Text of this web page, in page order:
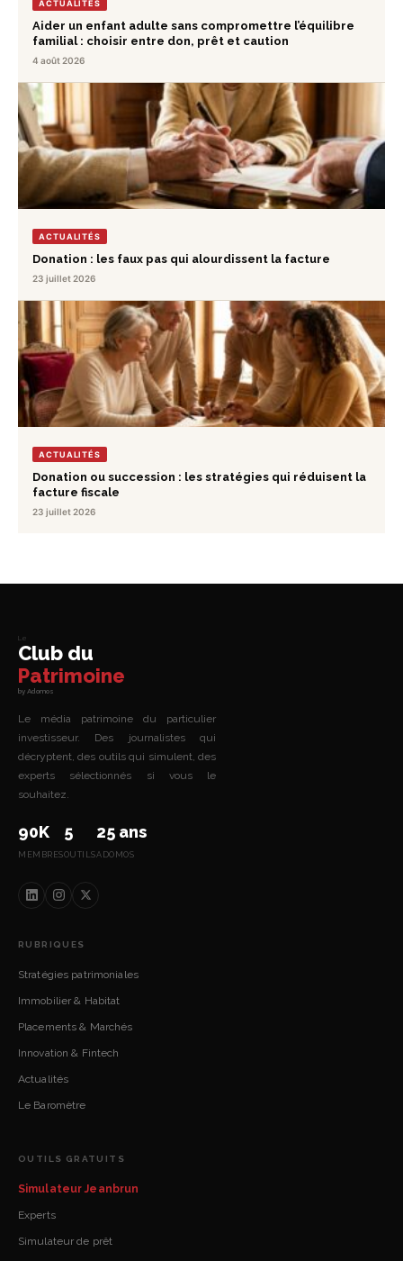
ACTUALITÉS
Aider un enfant adulte sans compromettre l’équilibre
familial : choisir entre don, prêt et caution
4 août 2026
ACTUALITÉS
Donation : les faux pas qui alourdissent la facture
23 juillet 2026
ACTUALITÉS
Donation ou succession : les stratégies qui réduisent la
facture fiscale
23 juillet 2026
Le
Club du
Patrimoine
by Adomos
Le média patrimoine du particulier
investisseur. Des journalistes qui
décryptent, des outils qui simulent, des
experts sélectionnés si vous le
souhaitez.
90K
MEMBRES
5
OUTILS
25 ans
ADOMOS
RUBRIQUES
Stratégies patrimoniales
Immobilier & Habitat
Placements & Marchés
Innovation & Fintech
Actualités
Le Baromètre
OUTILS GRATUITS
Simulateur Jeanbrun
Experts
Simulateur de prêt